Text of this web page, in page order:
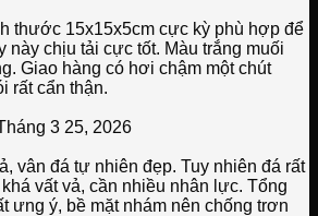
thước 15x15x5cm cực kỳ phù hợp để
này chịu tải cực tốt. Màu trắng muối
Giao hàng có hơi chậm một chút
rất cẩn thận.
3 25, 2026
vân đá tự nhiên đẹp. Tuy nhiên đá rất
vất vả, cần nhiều nhân lực. Tổng
ưng ý, bề mặt nhám nên chống trơn